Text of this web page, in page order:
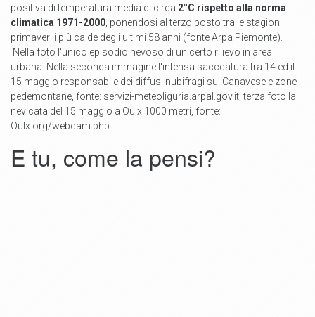
positiva di temperatura media di circa 2°C rispetto alla norma
climatica 1971-2000, ponendosi al terzo posto tra le stagioni
primaverili più calde degli ultimi 58 anni (fonte Arpa Piemonte).
Nella foto l'unico episodio nevoso di un certo rilievo in area
urbana. Nella seconda immagine l'intensa sacccatura tra 14 ed il
15 maggio responsabile dei diffusi nubifragi sul Canavese e zone
pedemontane, fonte: servizi-meteoliguria.arpal.gov.it; terza foto la
nevicata del 15 maggio a Oulx 1000 metri, fonte:
Oulx.org/webcam.php
E tu, come la pensi?